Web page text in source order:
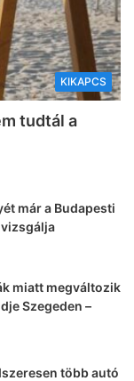
KIKAPCS
tudtál a
már a Budapesti
miatt megváltozik
Szegeden –
több autó